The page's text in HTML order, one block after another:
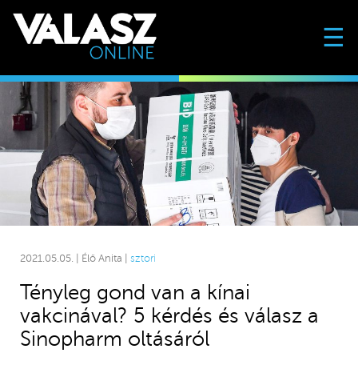
☰
2021.05.05. | Élő Anita | sztori
Tényleg gond van a kínai
vakcinával? 5 kérdés és válasz a
Sinopharm oltásáról